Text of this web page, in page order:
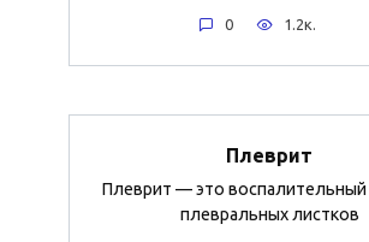
0 1.2к.
Плеврит
Плеврит — это воспалительный
плевральных листков